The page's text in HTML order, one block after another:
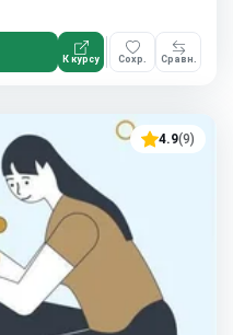
К курсу Сохр. Сравн.
4.9(9)